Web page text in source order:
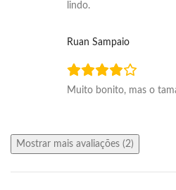
lindo.
Ruan Sampaio
Muito bonito, mas o
Mostrar mais avaliações (2)